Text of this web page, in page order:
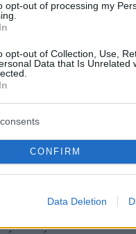
opt-out of processing my
opt-out of Collection, Use,
Data that Is Unrelated
CONFIRM
Data Deletion
το κεντροαριστερό
εγκλωβιστεί σε
αποκαλύπτουν
Νέα Δημοκρατία
δύναμη,